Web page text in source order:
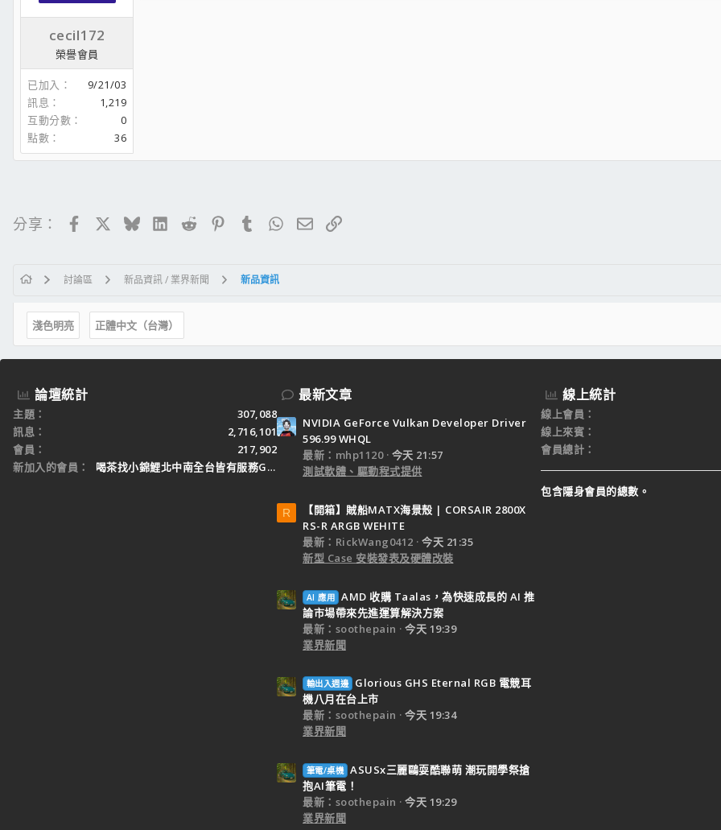
cecil172
榮譽會員
已加入
9/21/03
訊息
1,219
互動分數
0
點數
36
分享： FacebookBlueskyLinkedIn
RedditPinterestTumblrWhatsApp
電子郵件
連結
討論區 新品資訊 / 業界新聞 新品資訊
淺色明亮 正體中文（台灣）
論壇統計
主題
307,088
訊息
2,716,101
會員
217,902
新加入的會員
喝茶找小錦鯉北中南全台皆有服務Gleezy：tw3
最新文章
NVIDIA GeForce Vulkan Developer Driver
596.99 WHQL
最新：mhp1120
今天 21:57
測試軟體、驅動程式提供
R
【開箱】賊船MATX海景殼 | CORSAIR 2800X
RS-R ARGB WEHITE
最新：RickWang0412
今天 21:35
新型 Case 安裝發表及硬體改裝
AI 應用 AMD 收購 Taalas，為快速成長的 AI 推
論市場帶來先進運算解決方案
最新：soothepain
今天 19:39
業界新聞
輸出入週邊
Glorious GHS Eternal RGB 電競耳
機八月在台上市
最新：soothepain
今天 19:34
業界新聞
筆電/桌機 ASUSx三麗鷗耍酷聯萌 潮玩開學祭搶
抱AI筆電！
最新：soothepain
今天 19:29
業界新聞
線上統計
線上會員
線上來賓
會員總計
包含隱身會員的總數。